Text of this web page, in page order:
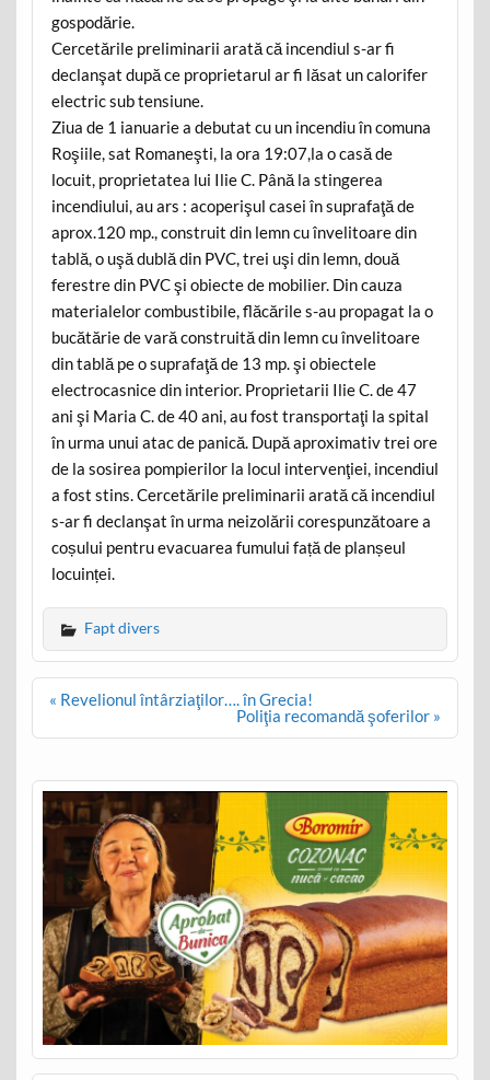
gospodărie.
Cercetările preliminarii arată că incendiul s-ar fi
declanşat după ce proprietarul ar fi lăsat un calorifer
electric sub tensiune.
Ziua de 1 ianuarie a debutat cu un incendiu în comuna
Roşiile, sat Romaneşti, la ora 19:07,la o casă de
locuit, proprietatea lui Ilie C. Până la stingerea
incendiului, au ars : acoperişul casei în suprafaţă de
aprox.120 mp., construit din lemn cu învelitoare din
tablă, o uşă dublă din PVC, trei uşi din lemn, două
ferestre din PVC şi obiecte de mobilier. Din cauza
materialelor combustibile, flăcările s-au propagat la o
bucătărie de vară construită din lemn cu învelitoare
din tablă pe o suprafaţă de 13 mp. şi obiectele
electrocasnice din interior. Proprietarii Ilie C. de 47
ani şi Maria C. de 40 ani, au fost transportaţi la spital
în urma unui atac de panică. După aproximativ trei ore
de la sosirea pompierilor la locul intervenţiei, incendiul
a fost stins. Cercetările preliminarii arată că incendiul
s-ar fi declanşat în urma neizolării corespunzătoare a
coșului pentru evacuarea fumului față de planșeul
locuinței.
Fapt divers
Post
« Revelionul întârziaţilor…. în Grecia!
Poliţia recomandă şoferilor »